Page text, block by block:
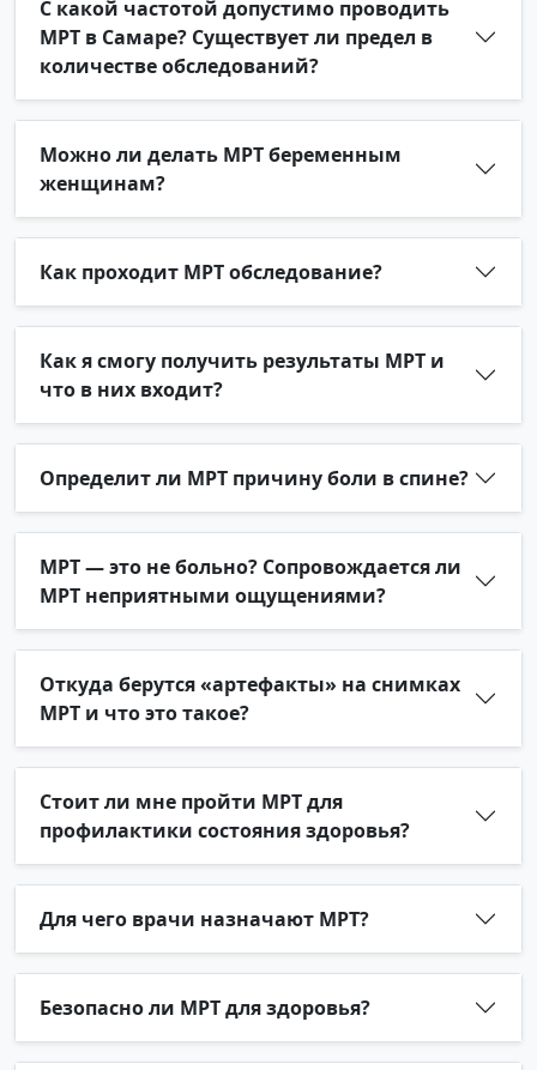
С какой частотой допустимо проводить
МРТ в Самаре? Существует ли предел в
количестве обследований?
Можно ли делать МРТ беременным
женщинам?
Как проходит МРТ обследование?
Как я смогу получить результаты МРТ и
что в них входит?
Определит ли МРТ причину боли в спине?
МРТ — это не больно? Сопровождается ли
МРТ неприятными ощущениями?
Откуда берутся «артефакты» на снимках
МРТ и что это такое?
Стоит ли мне пройти МРТ для
профилактики состояния здоровья?
Для чего врачи назначают МРТ?
Безопасно ли МРТ для здоровья?